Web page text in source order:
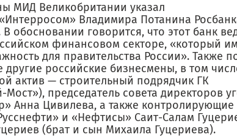
МИД Великобритании указал
«Интерросом» Владимира Потанина
обосновании говорится, что этот банк
финансовом секторе, «который
для правительства России». Также
российские бизнесмены, в том
актив — строительный подрядчик ГК
Мост»), председатель совета директоров
Анна Цивилева, а также
и «Нефтисы» Саит-Салам
(брат и сын Михаила Гуцериева).